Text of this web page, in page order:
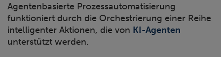
Agentenbasierte Prozessautomatisierung
funktioniert durch die Orchestrierung einer Reihe
intelligenter Aktionen, die von KI-Agenten
unterstützt werden.